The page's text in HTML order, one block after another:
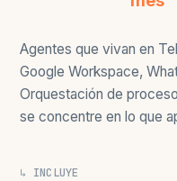
Agentes que vivan en
Google Workspace,
Orquestación de
se concentre en lo que
↳ INCLUYE